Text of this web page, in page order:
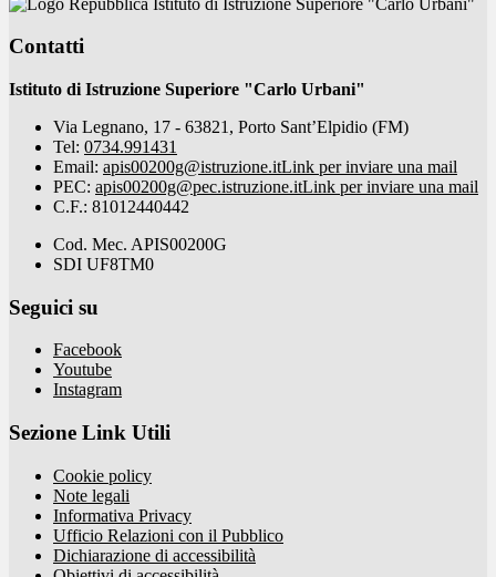
Contatti
Istituto di Istruzione Superiore "Carlo Urbani"
Via Legnano, 17 - 63821, Porto Sant’Elpidio (FM)
Tel: 0734.991431
Email: apis00200g@istruzione.itLink per inviare una mail
PEC: apis00200g@pec.istruzione.itLink per inviare una mail
C.F.: 81012440442
Cod. Mec. APIS00200G
SDI UF8TM0
Seguici su
Facebook
Youtube
Instagram
Sezione Link Utili
Cookie policy
Note legali
Informativa Privacy
Ufficio Relazioni con il Pubblico
Dichiarazione di accessibilità